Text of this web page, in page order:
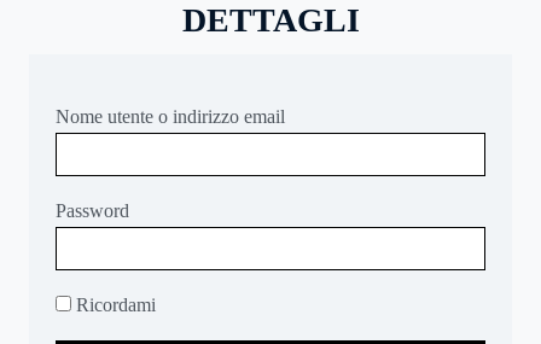
DETTAGLI
Nome utente o indirizzo email
Password
Ricordami